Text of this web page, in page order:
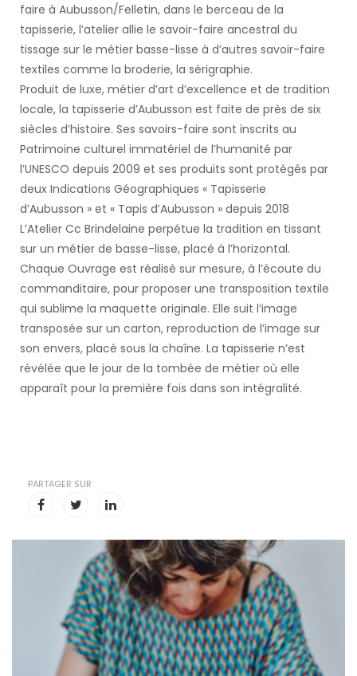
faire à Aubusson/Felletin, dans le berceau de la
tapisserie, l’atelier allie le savoir-faire ancestral du
tissage sur le métier basse-lisse à d’autres savoir-faire
textiles comme la broderie, la sérigraphie.
Produit de luxe, métier d’art d’excellence et de tradition
locale, la tapisserie d’Aubusson est faite de près de six
siècles d’histoire. Ses savoirs-faire sont inscrits au
Patrimoine culturel immatériel de l’humanité par
l’UNESCO depuis 2009 et ses produits sont protégés par
deux Indications Géographiques « Tapisserie
d’Aubusson » et « Tapis d’Aubusson » depuis 2018
L’Atelier Cc Brindelaine perpétue la tradition en tissant
sur un métier de basse-lisse, placé à l’horizontal.
Chaque Ouvrage est réalisé sur mesure, à l’écoute du
commanditaire, pour proposer une transposition textile
qui sublime la maquette originale. Elle suit l’image
transposée sur un carton, reproduction de l’image sur
son envers, placé sous la chaîne. La tapisserie n’est
révélée que le jour de la tombée de métier où elle
apparaît pour la première fois dans son intégralité.
PARTAGER SUR